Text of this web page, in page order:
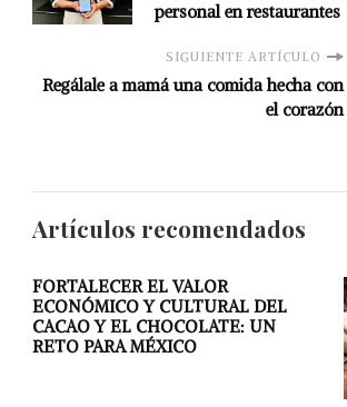
personal en restaurantes
SIGUIENTE ARTÍCULO
Regálale a mamá una comida hecha con
el corazón
Artículos recomendados
FORTALECER EL VALOR
ECONÓMICO Y CULTURAL DEL
CACAO Y EL CHOCOLATE: UN
RETO PARA MÉXICO